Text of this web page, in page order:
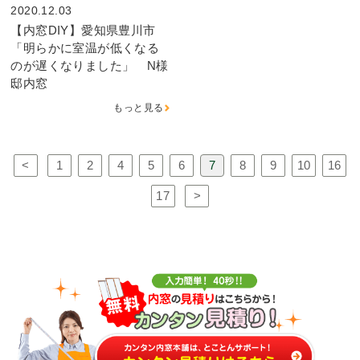
2020.12.03
【内窓DIY】愛知県豊川市
「明らかに室温が低くなる
のが遅くなりました」 N様
邸内窓
もっと見る
< 1 2 4 5 6 7 8 9 10 16
17 >